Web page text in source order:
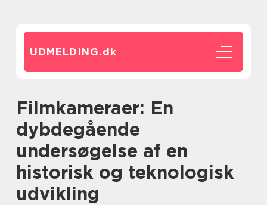
UDMELDING.dk
Filmkameraer: En
dybdegående
undersøgelse af en
historisk og teknologisk
udvikling